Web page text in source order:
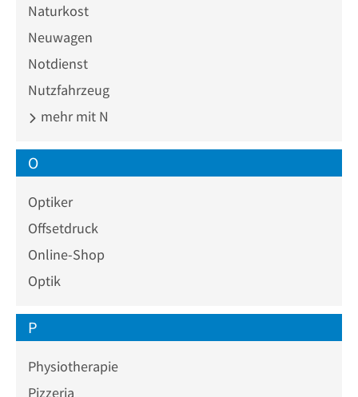
Naturkost
Neuwagen
Notdienst
Nutzfahrzeug
mehr mit N
O
Optiker
Offsetdruck
Online-Shop
Optik
P
Physiotherapie
Pizzeria